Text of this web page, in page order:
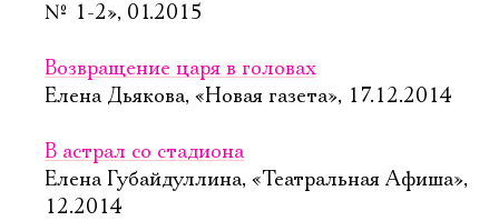
№ 1-2», 01.2015
Возвращение царя в головах
Елена Дьякова, «Новая газета», 17.12.2014
В астрал со стадиона
Елена Губайдуллина, «Театральная Афиша»,
12.2014